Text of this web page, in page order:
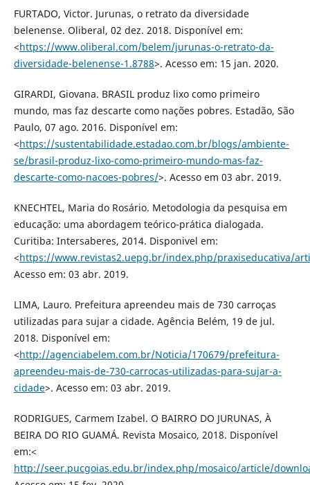
FURTADO, Victor. Jurunas, o retrato da diversidade
belenense. Oliberal, 02 dez. 2018. Disponível em:
<https://www.oliberal.com/belem/jurunas-o-retrato-da-
diversidade-belenense-1.8788>. Acesso em: 15 jan. 2020.
GIRARDI, Giovana. BRASIL produz lixo como primeiro
mundo, mas faz descarte como nações pobres. Estadão, São
Paulo, 07 ago. 2016. Disponível em:
<https://sustentabilidade.estadao.com.br/blogs/ambiente-
se/brasil-produz-lixo-como-primeiro-mundo-mas-faz-
descarte-como-nacoes-pobres/>. Acesso em 03 abr. 2019.
KNECHTEL, Maria do Rosário. Metodologia da pesquisa em
educação: uma abordagem teórico-prática dialogada.
Curitiba: Intersaberes, 2014. Disponivel em:
<https://www.revistas2.uepg.br/index.php/praxiseducativa/
Acesso em: 03 abr. 2019.
LIMA, Lauro. Prefeitura apreendeu mais de 730 carroças
utilizadas para sujar a cidade. Agência Belém, 19 de jul.
2018. Disponível em:
<http://agenciabelem.com.br/Noticia/170679/prefeitura-
apreendeu-mais-de-730-carrocas-utilizadas-para-sujar-a-
cidade>. Acesso em: 03 abr. 2019.
RODRIGUES, Carmem Izabel. O BAIRRO DO JURUNAS, À
BEIRA DO RIO GUAMÁ. Revista Mosaico, 2018. Disponível
em:<
http://seer.pucgoias.edu.br/index.php/mosaico/article/